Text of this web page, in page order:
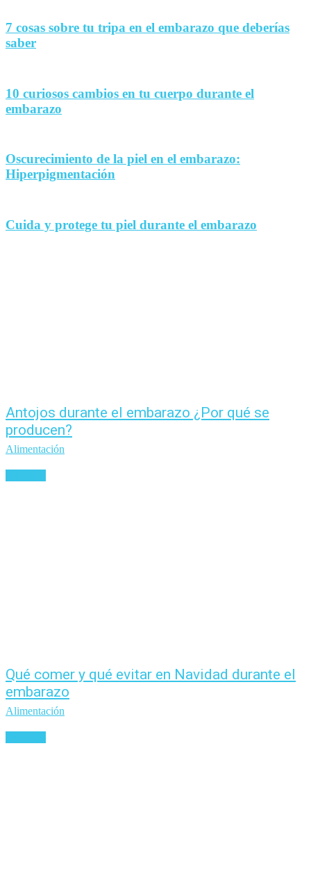
7 cosas sobre tu tripa en el embarazo que deberías
saber
10 curiosos cambios en tu cuerpo durante el
embarazo
Oscurecimiento de la piel en el embarazo:
Hiperpigmentación
Cuida y protege tu piel durante el embarazo
Antojos durante el embarazo ¿Por qué se
producen?
Alimentación
Qué comer y qué evitar en Navidad durante el
embarazo
Alimentación